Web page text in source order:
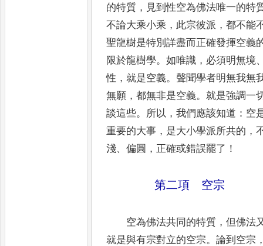
的特質 ， 見到性空為佛法唯一的特
不論大乘小乘 ， 此宗彼派 ，都不能
聖龍樹是特別詳盡而正確發揮空義
限於龍樹學。如唯識 ， 必須明無境
性 ， 就是空義。聲聞學者明無我無
無願 ，都無非是空義。 就是強調一
談這些。 所以 ，我們應該知道 ： 空
重要的大事 ， 是大小學派所共的 ，
淺、偏圓 ， 正確或錯誤罷了 ！
第二項 空宗
空為佛法共同的特質 ，但佛法
就是與有宗對立的空宗。論到空宗